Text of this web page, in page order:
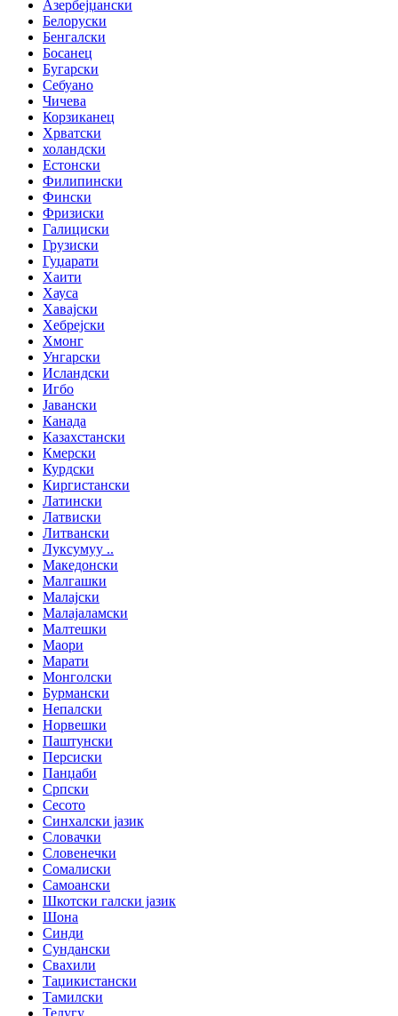
Азербејџански
Белоруски
Бенгалски
Босанец
Бугарски
Себуано
Чичева
Корзиканец
Хрватски
холандски
Естонски
Филипински
Фински
Фризиски
Галициски
Грузиски
Гуџарати
Хаити
Хауса
Хавајски
Хебрејски
Хмонг
Унгарски
Исландски
Игбо
Јавански
Канада
Казахстански
Кмерски
Курдски
Киргистански
Латински
Латвиски
Литвански
Луксумуу ..
Македонски
Малгашки
Малајски
Малајаламски
Малтешки
Маори
Марати
Монголски
Бурмански
Непалски
Норвешки
Паштунски
Персиски
Панџаби
Српски
Сесото
Синхалски јазик
Словачки
Словенечки
Сомалиски
Самоански
Шкотски галски јазик
Шона
Синди
Сундански
Свахили
Таџикистански
Тамилски